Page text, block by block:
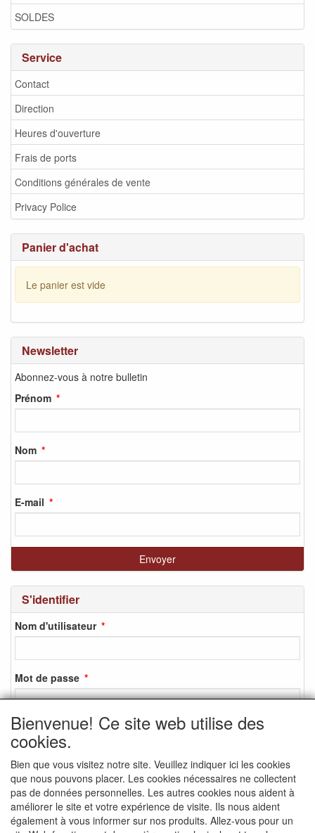
SOLDES
Service
Contact
Direction
Heures d'ouverture
Frais de ports
Conditions générales de vente
Privacy Police
Panier d'achat
Le panier est vide
Newsletter
Abonnez-vous à notre bulletin
Prénom
Nom
E-mail
S'identifier
Nom d'utilisateur
Mot de passe
S'inscrire
Mot de passe oublié ?
Bienvenue! Ce site web utilise des
cookies.
Bien que vous visitez notre site. Veuillez indiquer ici les cookies
que nous pouvons placer. Les cookies nécessaires ne collectent
pas de données personnelles. Les autres cookies nous aident à
améliorer le site et votre expérience de visite. Ils nous aident
également à vous informer sur nos produits. Allez-vous pour un